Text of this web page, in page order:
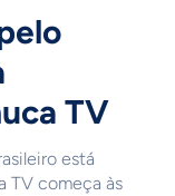
TV
está
TV começa às